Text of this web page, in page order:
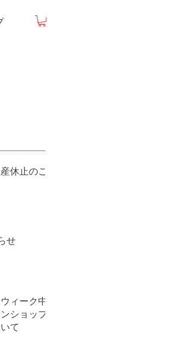
休止のご
せ
ィーク中
ショップ
て